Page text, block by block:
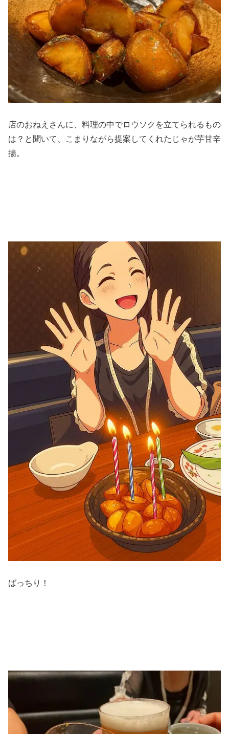
店のおねえさんに、料理の中でロウソクを立てられるもの
は？と聞いて、こまりながら提案してくれたじゃが芋甘辛
揚。
ばっちり！